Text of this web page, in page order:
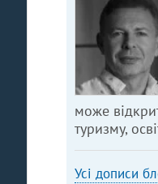
може
туризму,
Усі дописи